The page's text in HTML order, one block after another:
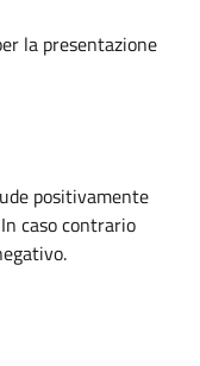
la presentazione
positivamente
caso contrario